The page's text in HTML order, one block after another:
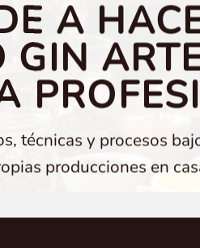
A
GIN
técnicas y procesos
producciones en